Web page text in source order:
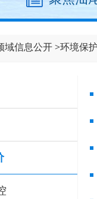
域信息公开 >环境保护